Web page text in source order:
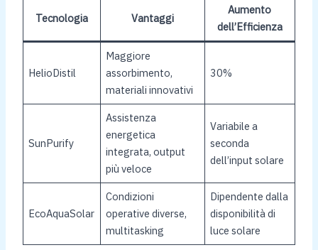
Tecnologia Vantaggi
Aumento
dell’Efficienza
HelioDistil
Maggiore
assorbimento,
materiali innovativi
30%
SunPurify
Assistenza
energetica
integrata, output
più veloce
Variabile a
seconda
dell’input solare
EcoAquaSolar
Condizioni
operative diverse,
multitasking
Dipendente dalla
disponibilità di
luce solare